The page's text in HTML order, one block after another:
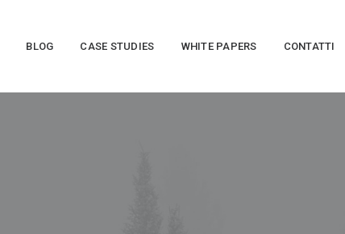
BLOG CASE STUDIES WHITE PAPERS CONTATTI